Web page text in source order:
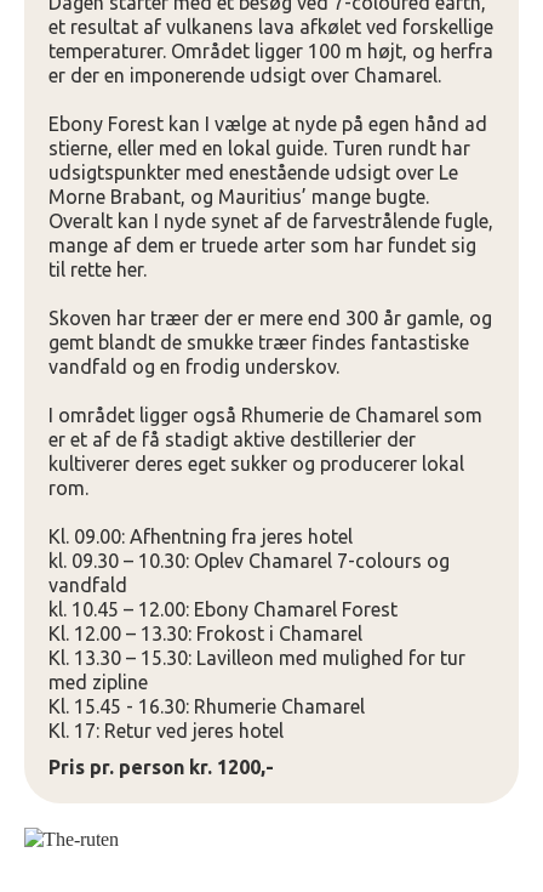
et resultat af vulkanens lava afkølet ved forskellige
temperaturer. Området ligger 100 m højt, og herfra
er der en imponerende udsigt over Chamarel.
Ebony Forest kan I vælge at nyde på egen hånd ad
stierne, eller med en lokal guide. Turen rundt har
udsigtspunkter med enestående udsigt over Le
Morne Brabant, og Mauritius’ mange bugte.
Overalt kan I nyde synet af de farvestrålende fugle,
mange af dem er truede arter som har fundet sig
til rette her.
Skoven har træer der er mere end 300 år gamle, og
gemt blandt de smukke træer findes fantastiske
vandfald og en frodig underskov.
I området ligger også Rhumerie de Chamarel som
er et af de få stadigt aktive destillerier der
kultiverer deres eget sukker og producerer lokal
rom.
Kl. 09.00: Afhentning fra jeres hotel
kl. 09.30 – 10.30: Oplev Chamarel 7-colours og
vandfald
kl. 10.45 – 12.00: Ebony Chamarel Forest
Kl. 12.00 – 13.30: Frokost i Chamarel
Kl. 13.30 – 15.30: Lavilleon med mulighed for tur
med zipline
Kl. 15.45 - 16.30: Rhumerie Chamarel
Kl. 17: Retur ved jeres hotel
Pris pr. person kr. 1200,-